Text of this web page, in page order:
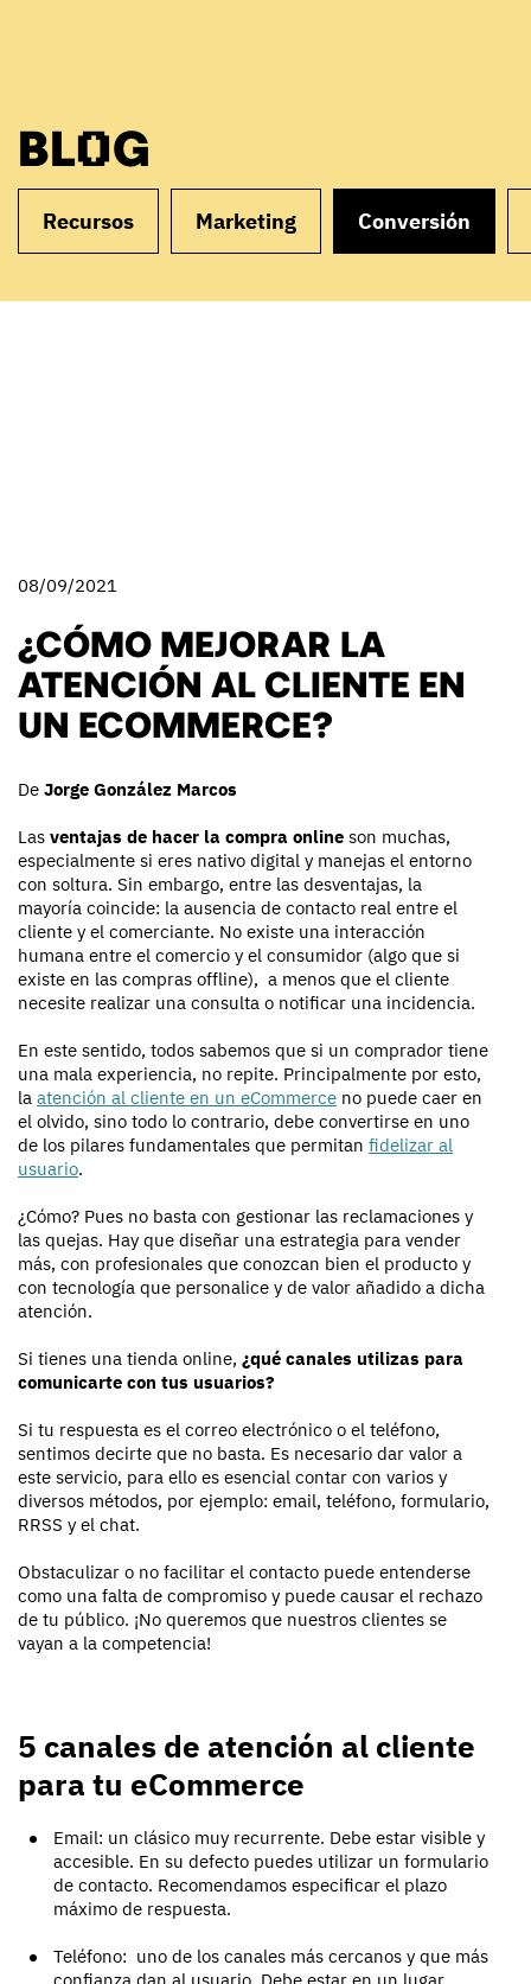
BLOG
Recursos Marketing Conversión
08/09/2021
¿CÓMO MEJORAR LA
ATENCIÓN AL CLIENTE EN
UN ECOMMERCE?
De Jorge González Marcos
Las ventajas de hacer la compra online son muchas,
especialmente si eres nativo digital y manejas el entorno
con soltura. Sin embargo, entre las desventajas, la
mayoría coincide: la ausencia de contacto real entre el
cliente y el comerciante. No existe una interacción
humana entre el comercio y el consumidor (algo que si
existe en las compras offline), a menos que el cliente
necesite realizar una consulta o notificar una incidencia.
En este sentido, todos sabemos que si un comprador tiene
una mala experiencia, no repite. Principalmente por esto,
la atención al cliente en un eCommerce no puede caer en
el olvido, sino todo lo contrario, debe convertirse en uno
de los pilares fundamentales que permitan fidelizar al
usuario.
¿Cómo? Pues no basta con gestionar las reclamaciones y
las quejas. Hay que diseñar una estrategia para vender
más, con profesionales que conozcan bien el producto y
con tecnología que personalice y de valor añadido a dicha
atención.
Si tienes una tienda online, ¿qué canales utilizas para
comunicarte con tus usuarios?
Si tu respuesta es el correo electrónico o el teléfono,
sentimos decirte que no basta. Es necesario dar valor a
este servicio, para ello es esencial contar con varios y
diversos métodos, por ejemplo: email, teléfono, formulario,
RRSS y el chat.
Obstaculizar o no facilitar el contacto puede entenderse
como una falta de compromiso y puede causar el rechazo
de tu público. ¡No queremos que nuestros clientes se
vayan a la competencia!
5 canales de atención al cliente
para tu eCommerce
Email: un clásico muy recurrente. Debe estar visible y
accesible. En su defecto puedes utilizar un formulario
de contacto. Recomendamos especificar el plazo
máximo de respuesta.
Teléfono: uno de los canales más cercanos y que más